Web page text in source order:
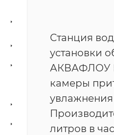
Станция
установки
АКВАФЛОУ
камеры
увлажнения
литров в